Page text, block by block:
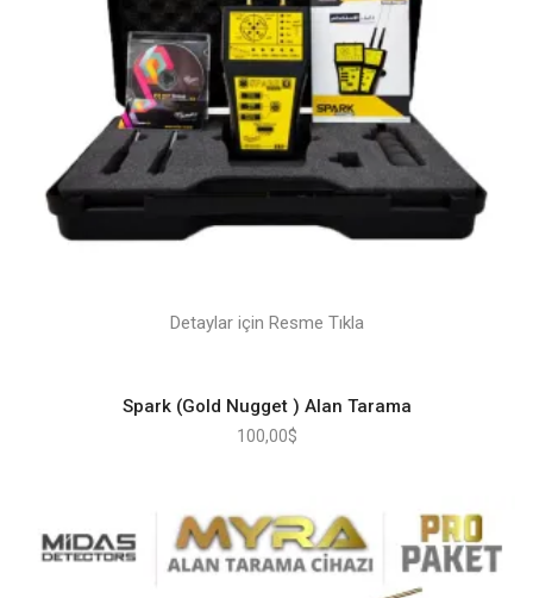
Detaylar için Resme Tıkla
Spark (Gold Nugget ) Alan Tarama
100,00$